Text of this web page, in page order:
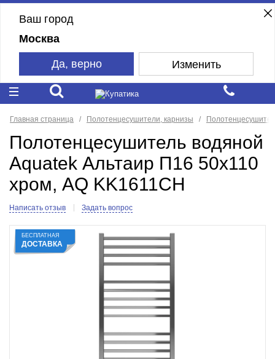
Ваш город
Москва
Да, верно Изменить
Главная страница Полотенцесушители, карнизы
Полотенцесушитель водяной
Aquatek Альтаир П16 50x110
хром, AQ KK1611CH
Написать отзыв Задать вопрос
БЕСПЛАТНАЯ
ДОСТАВКА